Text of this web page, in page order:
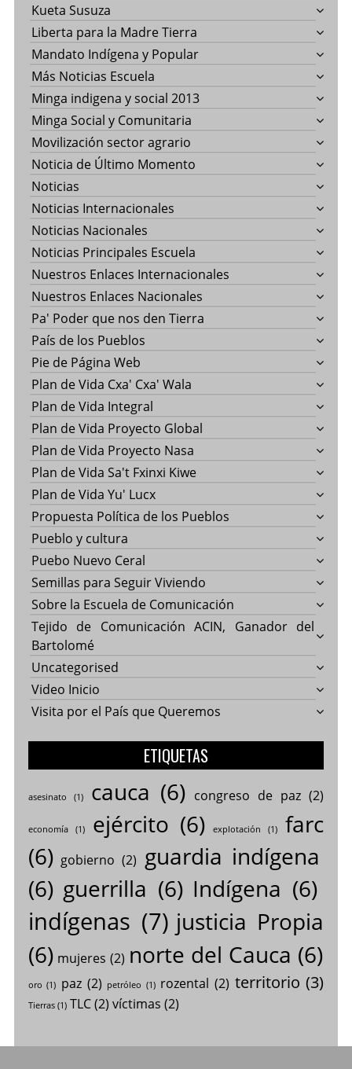
Kueta Susuza
Liberta para la Madre Tierra
Mandato Indígena y Popular
Más Noticias Escuela
Minga indigena y social 2013
Minga Social y Comunitaria
Movilización sector agrario
Noticia de Último Momento
Noticias
Noticias Internacionales
Noticias Nacionales
Noticias Principales Escuela
Nuestros Enlaces Internacionales
Nuestros Enlaces Nacionales
Pa' Poder que nos den Tierra
País de los Pueblos
Pie de Página Web
Plan de Vida Cxa' Cxa' Wala
Plan de Vida Integral
Plan de Vida Proyecto Global
Plan de Vida Proyecto Nasa
Plan de Vida Sa't Fxinxi Kiwe
Plan de Vida Yu' Lucx
Propuesta Política de los Pueblos
Pueblo y cultura
Puebo Nuevo Ceral
Semillas para Seguir Viviendo
Sobre la Escuela de Comunicación
Tejido de Comunicación ACIN, Ganador del
Bartolomé
Uncategorised
Video Inicio
Visita por el País que Queremos
ETIQUETAS
asesinato (1) cauca (6) congreso de paz(2)
economía(1) ejército (6) explotación (1)
farc
(6) gobierno (2) guardia indígena
(6) guerrilla (6) Indígena (6)
indígenas (7) justicia Propia
(6) mujeres (2) norte del Cauca (6)
oro (1) paz (2) petróleo (1) rozental (2) territorio (3)
Tierras(1) TLC(2) víctimas (2)